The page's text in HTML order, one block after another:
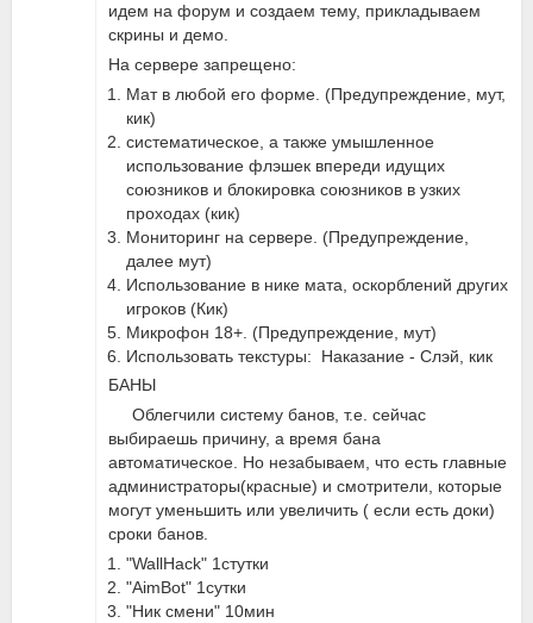
идем на форум и создаем тему, прикладываем
скрины и демо.
На сервере запрещено:
Мат в любой его форме. (Предупреждение, мут,
кик)
систематическое, а также умышленное
использование флэшек впереди идущих
союзников и блокировка союзников в узких
проходах (кик)
Мониторинг на сервере. (Предупреждение,
далее мут)
Использование в нике мата, оскорблений других
игроков (Кик)
Микрофон 18+. (Предупреждение, мут)
Использовать текстуры: Наказание - Слэй, кик
БАНЫ
Облегчили систему банов, т.е. сейчас
выбираешь причину, а время бана
автоматическое. Но незабываем, что есть главные
администраторы(красные) и смотрители, которые
могут уменьшить или увеличить ( если есть доки)
сроки банов.
"WallHack" 1стутки
"AimBot" 1сутки
"Ник смени" 10мин